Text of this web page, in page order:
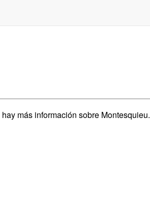
hay más información sobre Montesquieu.